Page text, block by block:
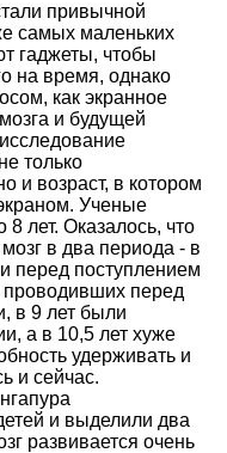
привычной
самых маленьких
гаджеты, чтобы
на время, однако
как экранное
и будущей
только
и возраст, в котором
Ученые
лет. Оказалось, что
в два периода - в
перед поступлением
проводивших перед
в 9 лет были
а в 10,5 лет хуже
удерживать и
и сейчас.
и выделили два
развивается очень